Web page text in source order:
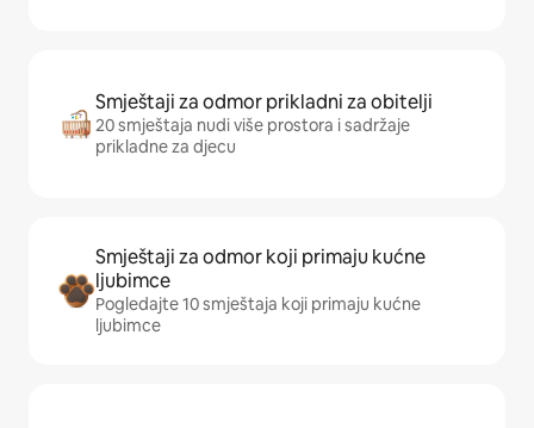
Smještaji za odmor prikladni za obitelji
20 smještaja nudi više prostora i sadržaje
prikladne za djecu
Smještaji za odmor koji primaju kućne
ljubimce
Pogledajte 10 smještaja koji primaju kućne
ljubimce